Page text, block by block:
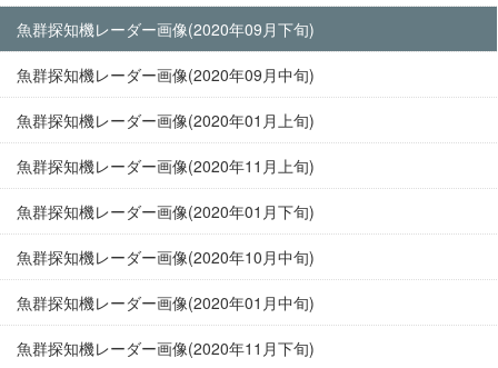
魚群探知機レーダー画像(2020年09月下旬)
魚群探知機レーダー画像(2020年09月中旬)
魚群探知機レーダー画像(2020年01月上旬)
魚群探知機レーダー画像(2020年11月上旬)
魚群探知機レーダー画像(2020年01月下旬)
魚群探知機レーダー画像(2020年10月中旬)
魚群探知機レーダー画像(2020年01月中旬)
魚群探知機レーダー画像(2020年11月下旬)